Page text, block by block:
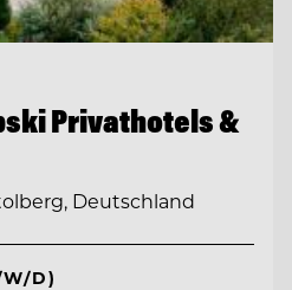
Privathotels &
Deutschland
D)